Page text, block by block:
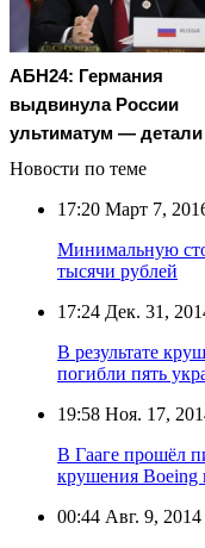
АБН24: Германия
выдвинула России
ультиматум — детали
Новости по теме
17:20 Март 7,
Минимальную
тысячи рублей
17:24 Дек. 31,
В результате
погибли пять
19:58 Ноя. 17,
В Гааге прошёл
крушения Boeing
00:44 Авг. 9, 2014